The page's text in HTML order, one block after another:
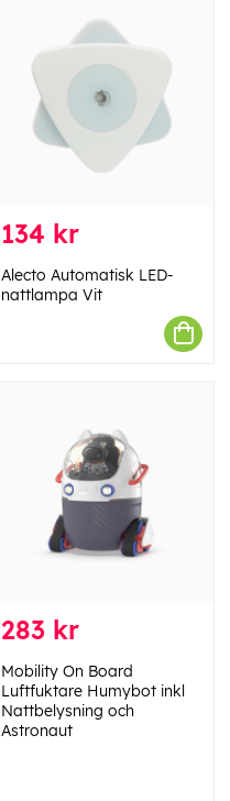
134 kr
Alecto Automatisk LED-
nattlampa Vit
283 kr
Mobility On Board
Luftfuktare Humybot inkl
Nattbelysning och
Astronaut